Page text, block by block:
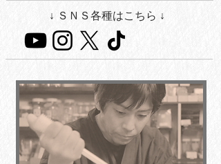
↓ ＳＮＳ各種はこちら ↓